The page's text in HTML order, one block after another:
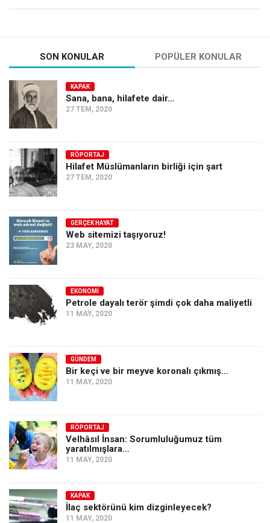
SON KONULAR POPÜLER KONULAR
KAPAK
Sana, bana, hilafete dair…
27 TEM, 2020
RÖPORTAJ
Hilafet Müslümanların birliği için şart
27 TEM, 2020
GERÇEK HAYAT
Web sitemizi taşıyoruz!
23 MAY, 2020
EKONOMI
Petrole dayalı terör şimdi çok daha maliyetli
11 MAY, 2020
GÜNDEM
Bir keçi ve bir meyve koronalı çıkmış…
11 MAY, 2020
RÖPORTAJ
Velhâsıl İnsan: Sorumluluğumuz tüm
yaratılmışlara…
11 MAY, 2020
KAPAK
İlaç sektörünü kim dizginleyecek?
11 MAY, 2020